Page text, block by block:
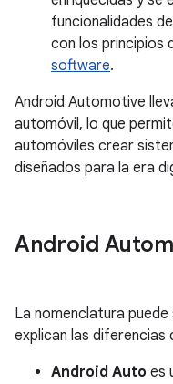
funcionalidades
con los principios
software.
Android Automotive
automóvil, lo que
automóviles crear
diseñados para la era
Android
La nomenclatura
explican las
Android Auto es